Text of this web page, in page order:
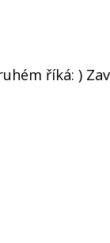
říká: )